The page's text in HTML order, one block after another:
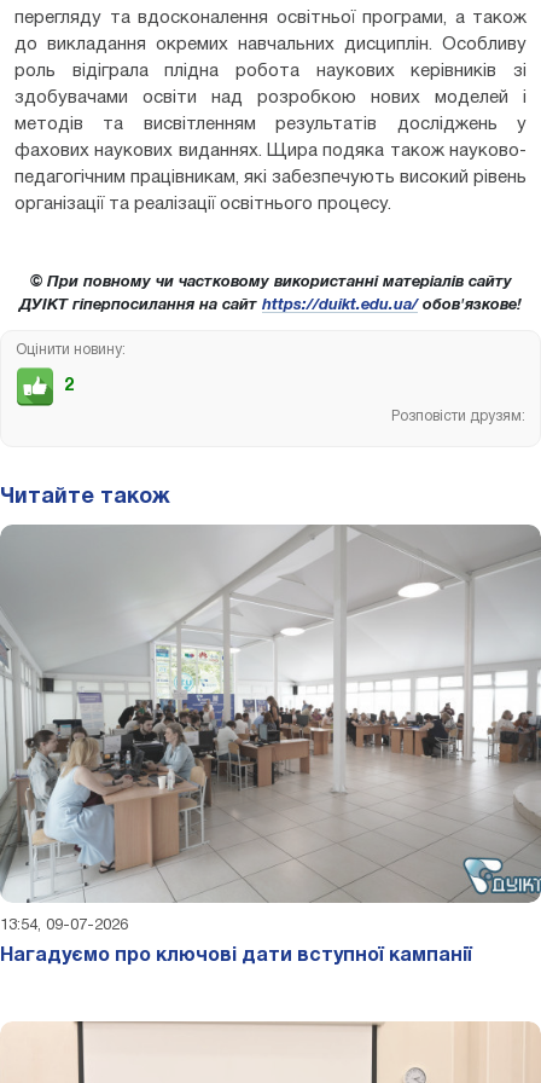
перегляду та вдосконалення освітньої програми, а також
до викладання окремих навчальних дисциплін. Особливу
роль відіграла плідна робота наукових керівників зі
здобувачами освіти над розробкою нових моделей і
методів та висвітленням результатів досліджень у
фахових наукових виданнях. Щира подяка також науково-
педагогічним працівникам, які забезпечують високий рівень
організації та реалізації освітнього процесу.
© При повному чи частковому використанні матеріалів сайту
ДУІКТ гіперпосилання на сайт https://duikt.edu.ua/обов'язкове!
Оцінити новину:
2
Розповісти друзям:
Читайте також
13:54, 09-07-2026
Нагадуємо про ключові дати вступної кампанії